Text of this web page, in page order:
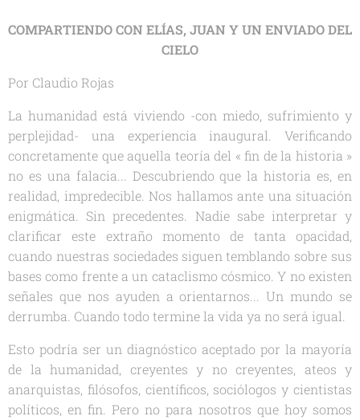
COMPARTIENDO CON ELÍAS, JUAN Y UN ENVIADO DEL
CIELO
Por Claudio Rojas
La humanidad está viviendo -con miedo, sufrimiento y
perplejidad- una experiencia inaugural. Verificando
concretamente que aquella teoría del « fin de la historia »
no es una falacia... Descubriendo que la historia es, en
realidad, impredecible. Nos hallamos ante una situación
enigmática. Sin precedentes. Nadie sabe interpretar y
clarificar este extraño momento de tanta opacidad,
cuando nuestras sociedades siguen temblando sobre sus
bases como frente a un cataclismo cósmico. Y no existen
señales que nos ayuden a orientarnos... Un mundo se
derrumba. Cuando todo termine la vida ya no será igual.
Esto podría ser un diagnóstico aceptado por la mayoría
de la humanidad, creyentes y no creyentes, ateos y
anarquistas, filósofos, científicos, sociólogos y cientistas
políticos, en fin. Pero no para nosotros que hoy somos